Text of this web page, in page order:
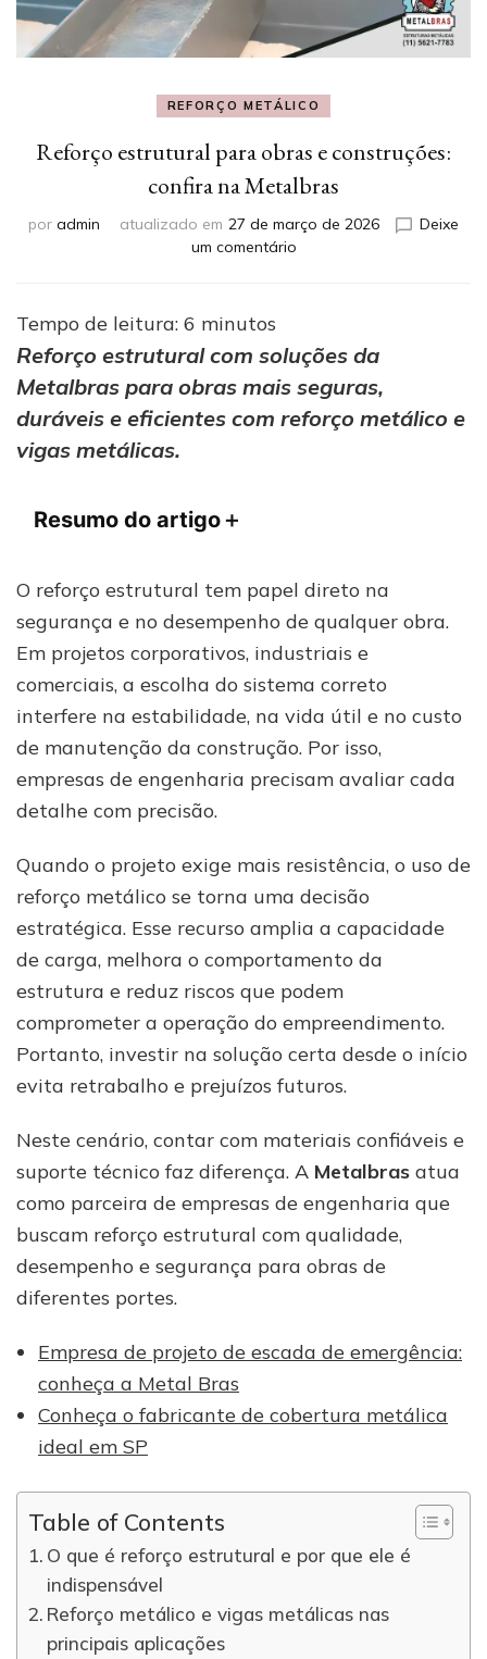
REFORÇO METÁLICO
Reforço estrutural para obras e construções:
confira na Metalbras
por admin atualizado em 27 de março de 2026
Deixe
um comentárioem
e
construções:
confira
na
Tempo de leitura: 6 minutos
Reforço estrutural com soluções da
Metalbras para obras mais seguras,
duráveis e eficientes com reforço metálico e
vigas metálicas.
Resumo do artigo＋
O reforço estrutural tem papel direto na
segurança e no desempenho de qualquer obra.
Em projetos corporativos, industriais e
comerciais, a escolha do sistema correto
interfere na estabilidade, na vida útil e no custo
de manutenção da construção. Por isso,
empresas de engenharia precisam avaliar cada
detalhe com precisão.
Quando o projeto exige mais resistência, o uso de
reforço metálico se torna uma decisão
estratégica. Esse recurso amplia a capacidade
de carga, melhora o comportamento da
estrutura e reduz riscos que podem
comprometer a operação do empreendimento.
Portanto, investir na solução certa desde o início
evita retrabalho e prejuízos futuros.
Neste cenário, contar com materiais confiáveis e
suporte técnico faz diferença. A Metalbras atua
como parceira de empresas de engenharia que
buscam reforço estrutural com qualidade,
desempenho e segurança para obras de
diferentes portes.
Empresa de projeto de escada de emergência:
conheça a Metal Bras
Conheça o fabricante de cobertura metálica
ideal em SP
Table of Contents
O que é reforço estrutural e por que ele é
indispensável
Reforço metálico e vigas metálicas nas
principais aplicações